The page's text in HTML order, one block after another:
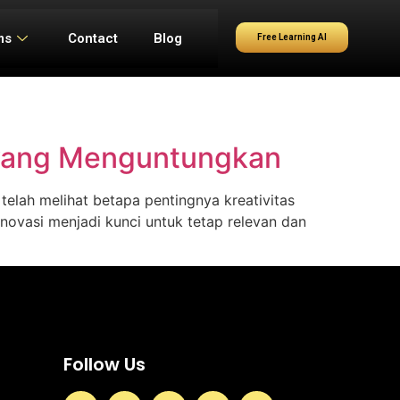
Contact Blog Free Learning AI
Menguntungkan
melihat betapa pentingnya kreativitas
menjadi kunci untuk tetap relevan dan
Follow Us